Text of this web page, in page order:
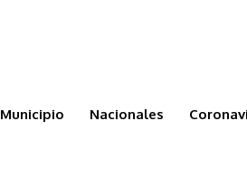
Municipio Nacionales